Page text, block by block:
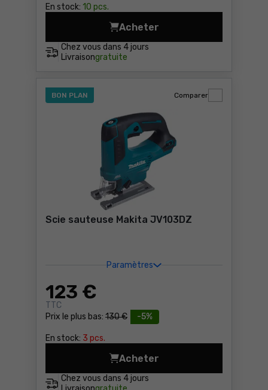
En stock: 10 pcs.
Chez vous dans 4 jours
Livraisongratuite
Acheter
Scie à onglets Bosch GCM
BON PLAN
Scie sauteuse Makita JV103DZ
Paramètres
-5%
Prix le plus bas: 130 €
123 €
TTC
En stock: 3 pcs.
Comparer
Chez vous dans 4 jours
Acheter
Scie sauteuse Makita